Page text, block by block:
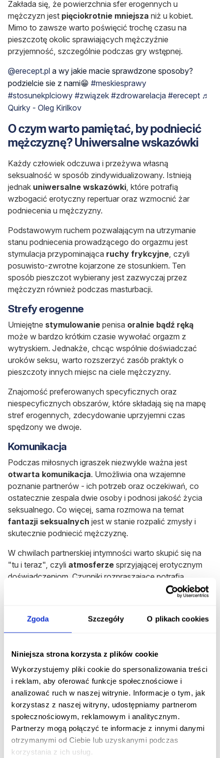
Zgoda Szczegóły O plikach cookies
Niniejsza strona korzysta z plików cookie
Wykorzystujemy pliki cookie do spersonalizowania treści
i reklam, aby oferować funkcje społecznościowe i
analizować ruch w naszej witrynie. Informacje o tym, jak
korzystasz z naszej witryny, udostępniamy partnerom
społecznościowym, reklamowym i analitycznym.
Partnerzy mogą połączyć te informacje z innymi danymi
otrzymanymi od Ciebie lub uzyskanymi podczas
korzystania z ich usług.
Zakłada się, że powierzchnia sfer erogennych u
mężczyzn jest pięciokrotnie mniejsza niż u kobiet.
Mimo to zawsze warto poświęcić trochę czasu na
pieszczotę okolic sprawiających mężczyźnie
przyjemność, szczególnie podczas gry wstępnej.
@erecept.pl a wy jakie macie sprawdzone sposoby?
podzielcie sie z nami😁 #meskiesprawy
#stosunekplciowy #związek #zdrowarelacja #erecept ♬
Quirky - Oleg Kirilkov
O czym warto pamiętać, by podniecić
mężczyznę? Uniwersalne wskazówki
Każdy człowiek odczuwa i przeżywa własną
seksualność w sposób zindywidualizowany. Istnieją
jednak uniwersalne wskazówki, które potrafią
wzbogacić erotyczny repertuar oraz wzmocnić żar
podniecenia u mężczyzny.
Podstawowym ruchem pozwalającym na utrzymanie
stanu podniecenia prowadzącego do orgazmu jest
stymulacja przypominająca ruchy frykcyjne, czyli
posuwisto-zwrotne kojarzone ze stosunkiem. Ten
sposób pieszczot wybierany jest zazwyczaj przez
mężczyzn również podczas masturbacji.
Strefy erogenne
Umiejętne stymulowanie penisa oralnie bądź ręką
może w bardzo krótkim czasie wywołać orgazm z
wytryskiem. Jednakże, chcąc wspólnie doświadczać
uroków seksu, warto rozszerzyć zasób praktyk o
pieszczoty innych miejsc na ciele mężczyzny.
Znajomość preferowanych specyficznych oraz
niespecyficznych obszarów, które składają się na mapę
stref erogennych, zdecydowanie uprzyjemni czas
spędzony we dwoje.
Komunikacja
Podczas miłosnych igraszek niezwykle ważna jest
otwarta komunikacja. Umożliwia ona wzajemne
poznanie partnerów - ich potrzeb oraz oczekiwań, co
ostatecznie zespala dwie osoby i podnosi jakość życia
seksualnego. Co więcej, sama rozmowa na temat
fantazji seksualnych jest w stanie rozpalić zmysły i
skutecznie podniecić mężczyznę.
W chwilach partnerskiej intymności warto skupić się na
"tu i teraz", czyli atmosferze sprzyjającej erotycznym
doświadczeniom. Czynniki rozpraszające potrafią
osiągnięciem podniecenia?
sercowo-naczyniowych, przerostu prostaty, zmian
hormonalnych wynikających z andropauzy i innych
chorób przewlekłych, uzyskanie iutrzymanie wzwodu
jest coraz trudniejsze.
Dysfunkcje seksualne mogą wynikać też z zaburzeń
anatomicznych, chorób neurologicznych lub
stosowanych substancji chemicznych tj. środki
psychoaktywne,alkohol czy leki psychiatryczne.